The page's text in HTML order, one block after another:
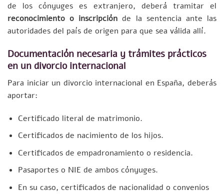
de los cónyuges es extranjero, deberá tramitar el
reconocimiento o inscripción de la sentencia ante las
autoridades del país de origen para que sea válida allí.
Documentación necesaria y trámites prácticos
en un divorcio internacional
Para iniciar un divorcio internacional en España, deberás
aportar:
Certificado literal de matrimonio.
Certificados de nacimiento de los hijos.
Certificados de empadronamiento o residencia.
Pasaportes o NIE de ambos cónyuges.
En su caso, certificados de nacionalidad o convenios